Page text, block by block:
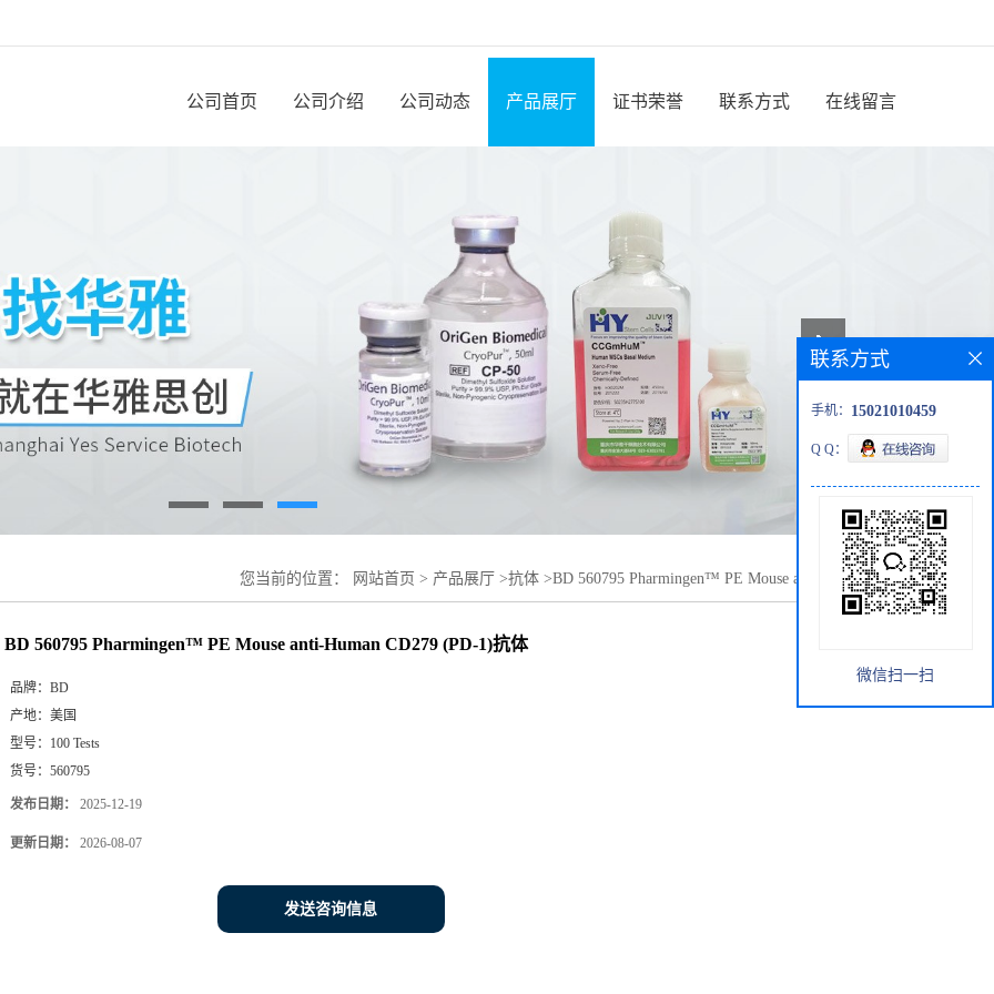
公司首页 公司介绍 公司动态 产品展厅 证书荣誉 联系方式 在线留言
您当前的位置： 网站首页 > 产品展厅 >抗体 >BD 560795 Pharmingen™ PE Mouse anti-Human
BD 560795 Pharmingen™ PE Mouse anti-Human CD279 (PD-1)抗体
品牌： BD
产地： 美国
型号： 100 Tests
货号： 560795
发布日期： 2025-12-19
更新日期： 2026-08-07
发送咨询信息
联系方式
手机： 15021010459
Q Q：
微信扫一扫